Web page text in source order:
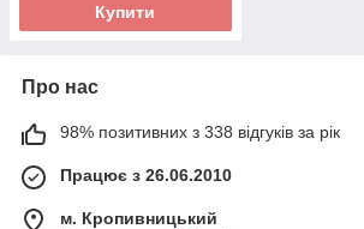
Купити
Про нас
98% позитивних з 338 відгуків за рік
Працює з 26.06.2010
м. Кропивницький